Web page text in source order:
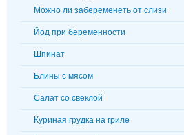
Можно ли забеременеть от слизи
Йод при беременности
Шпинат
Блины с мясом
Салат со свеклой
Куриная грудка на гриле